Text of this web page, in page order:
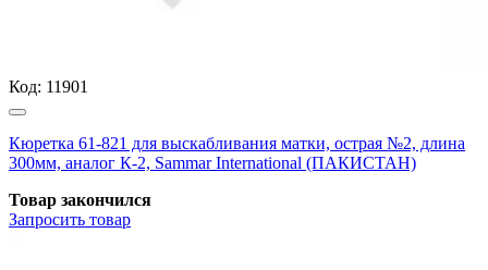
Код: 11901
Кюретка 61-821 для выскабливания матки, острая №2, длина
300мм, аналог К-2, Sammar International (ПАКИСТАН)
Товар закончился
Запросить товар